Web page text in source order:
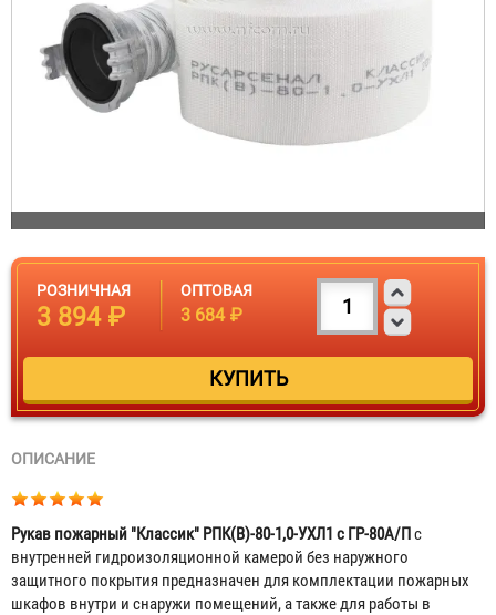
РОЗНИЧНАЯ
3 894 ₽
ОПТОВАЯ
3 684 ₽
ОПИСАНИЕ
Рукав пожарный "Классик" РПК(В)-80-1,0-УХЛ1 с ГР-80А/Пс
внутренней гидроизоляционной камерой без наружного
защитного покрытия предназначен для комплектации пожарных
шкафов внутри и снаружи помещений, а также для работы в